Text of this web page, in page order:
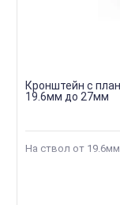
Кронштейн с
19.6мм до 27мм
На ствол от